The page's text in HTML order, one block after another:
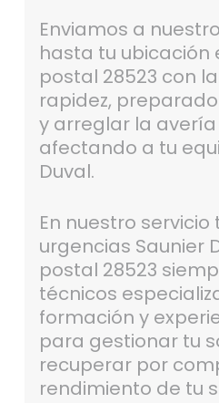
Enviamos a
hasta tu ubicación
postal 28523 con
rapidez,
y arreglar la
afectando a tu
Duval.
En nuestro
urgencias Saunier
postal 28523
técnicos
formación y
para gestionar tu
recuperar por
rendimiento de tu